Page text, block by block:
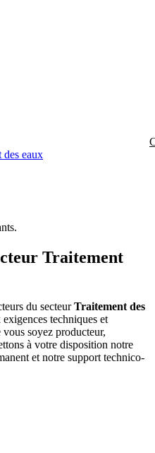
des eaux
Traitement
du secteurTraitement des
techniques et
soyez producteur,
à votre disposition notre
et notre support technico-